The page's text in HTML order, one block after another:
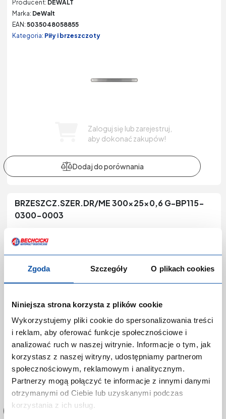
Zgoda Szczegóły O plikach cookies
Niniejsza strona korzysta z plików cookie
Wykorzystujemy pliki cookie do spersonalizowania treści
i reklam, aby oferować funkcje społecznościowe i
analizować ruch w naszej witrynie. Informacje o tym, jak
korzystasz z naszej witryny, udostępniamy partnerom
społecznościowym, reklamowym i analitycznym.
Partnerzy mogą połączyć te informacje z innymi danymi
otrzymanymi od Ciebie lub uzyskanymi podczas
korzystania z ich usług.
Producent: DEWALT
Marka: DeWalt
EAN: 5035048058855
Kategoria: Piły i brzeszczoty
Zaloguj się lub zarejestruj,
aby dokonać zakupów!
BRZESZCZ.SZER.DR/ME 300x25x0,6 G-BP115-
0300-0003
Kod produktu:
Producent:
5900855047098
Zaloguj się lub zarejestruj,
aby dokonać zakupów!